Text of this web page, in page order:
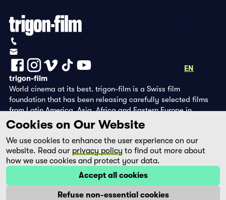
EN
trigon-film
World cinema at its best. trigon-film is a Swiss film
foundation that has been releasing carefully selected films
from Latin America, Asia, Africa and Eastern Europe in
cinemas since 1988 and operates its own DVD edition and the
streaming platform filmingo.
Cookies on Our Website
We use cookies to enhance the user experience on our
website. Read our privacy policy to find out more about
how we use cookies and protect your data.
Accept all cookies
Refuse non-essential cookies